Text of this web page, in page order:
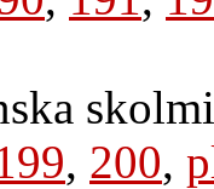
, 200,